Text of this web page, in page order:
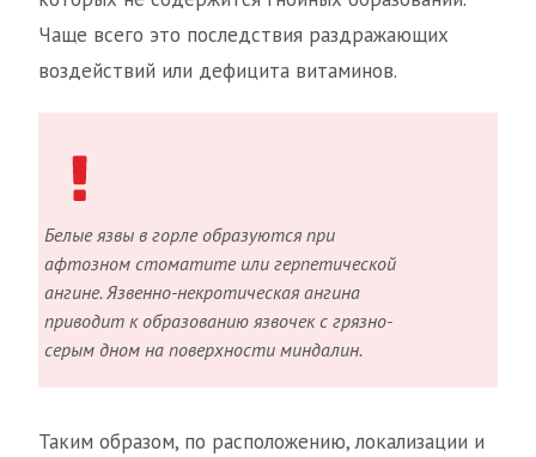
Чаще всего это последствия раздражающих
воздействий или дефицита витаминов.
Белые язвы в горле образуются при
афтозном стоматите или герпетической
ангине. Язвенно-некротическая ангина
приводит к образованию язвочек с грязно-
серым дном на поверхности миндалин.
Таким образом, по расположению, локализации и